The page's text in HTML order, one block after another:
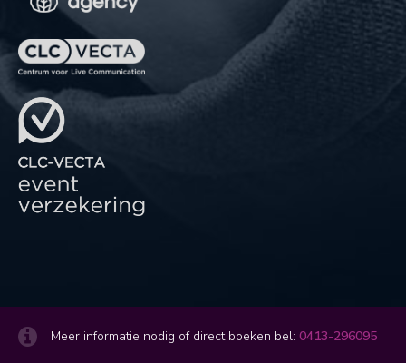
Meer informatie nodig of direct boeken bel: 0413-296095